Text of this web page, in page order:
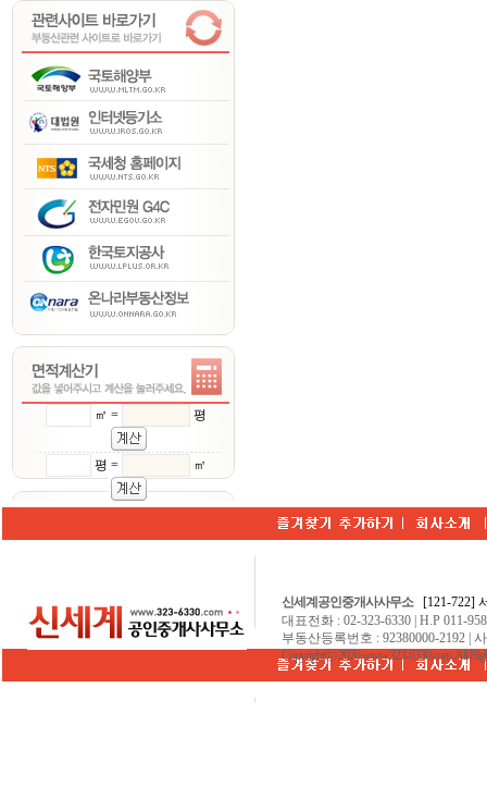
㎡ = 평
평 = ㎡
신세계공인중개사사무소[121-722]
대표전화 : 02-323-6330 | H.P 011-
부동산등록번호 : 92380000-2192 |
Copyrightⓒ 2026 www.323-6330.com. All